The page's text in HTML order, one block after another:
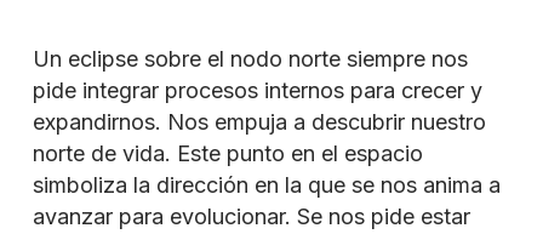
Un eclipse sobre el nodo norte siempre nos
pide integrar procesos internos para crecer y
expandirnos. Nos empuja a descubrir nuestro
norte de vida. Este punto en el espacio
simboliza la dirección en la que se nos anima a
avanzar para evolucionar. Se nos pide estar